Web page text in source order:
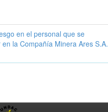
en el personal que se
la Compañía Minera Ares S.A.